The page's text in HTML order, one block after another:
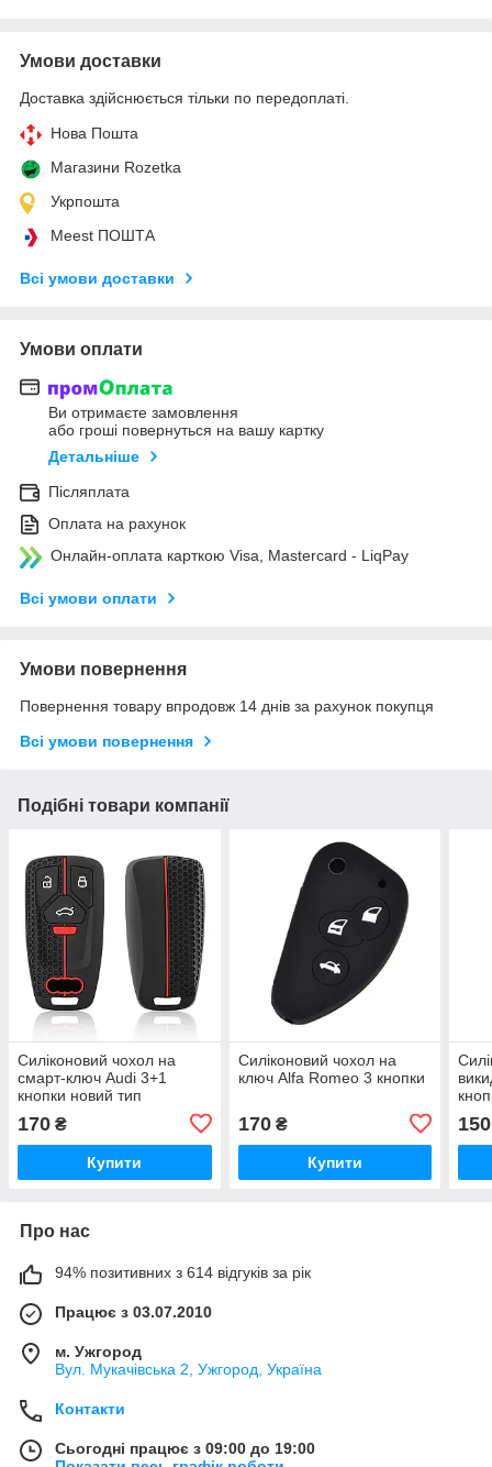
Умови доставки
Доставка здійснюється тільки по передоплаті.
Нова Пошта
Магазини Rozetka
Укрпошта
Meest ПОШТА
Всі умови доставки
Умови оплати
Ви отримаєте замовлення
або гроші повернуться на вашу картку
Детальніше
Післяплата
Оплата на рахунок
Онлайн-оплата карткою Visa, Mastercard - LiqPay
Всі умови оплати
Умови повернення
Повернення товару впродовж 14 днів за рахунок покупця
Всі умови повернення
Подібні товари компанії
Силіконовий чохол на
смарт-ключ Audi 3+1
кнопки новий тип
170 ₴
Купити
Силіконовий чохол на
ключ Alfa Romeo 3 кнопки
170₴
Купити
150
Про нас
94% позитивних з 614 відгуків за рік
Працює з 03.07.2010
м. Ужгород
Вул. Мукачівська 2, Ужгород, Україна
Контакти
Сьогодні працює з 09:00 до 19:00